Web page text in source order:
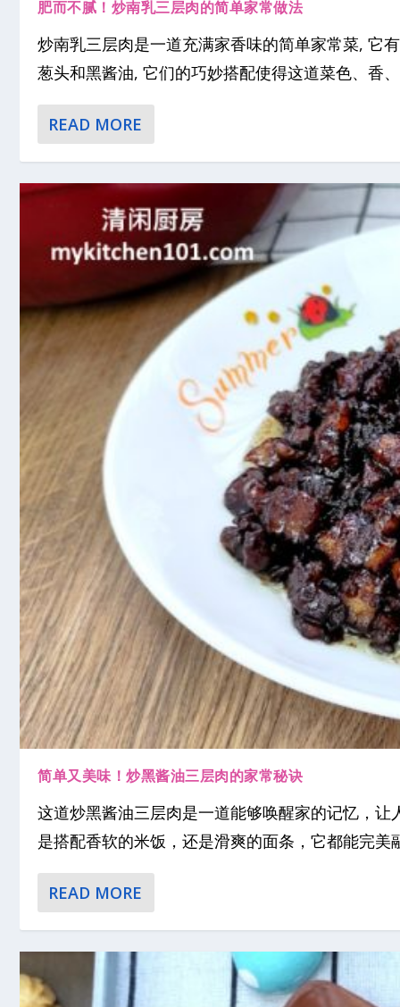
肥而不腻！炒南乳三层肉的简单家常做法
炒南乳三层肉是一道充满家香味的简单家常菜, 它
葱头和黑酱油, 它们的巧妙搭配使得这道菜色、香
READ MORE
简单又美味！炒黑酱油三层肉的家常秘诀
这道炒黑酱油三层肉是一道能够唤醒家的记忆，
是搭配香软的米饭，还是滑爽的面条，它都能完美
READ MORE